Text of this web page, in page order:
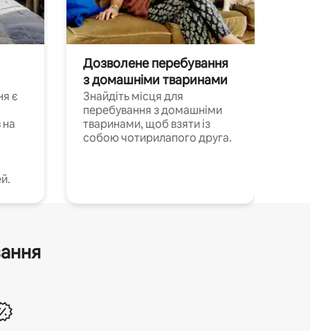
є
на
Дозволене перебування
з домашніми тваринами
Знайдіть місця для
перебування з домашніми
тваринами, щоб взяти із
собою чотирилапого друга.